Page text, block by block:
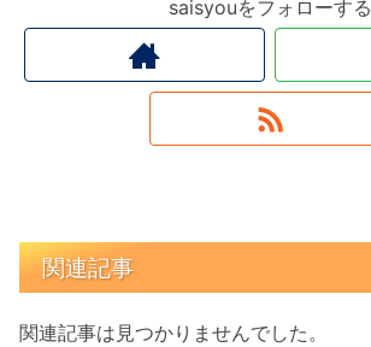
saisyouをフォローする
関連記事
関連記事は見つかりませんでした。